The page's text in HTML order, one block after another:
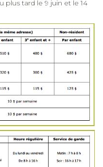
plus tard le 9 juin et le 14